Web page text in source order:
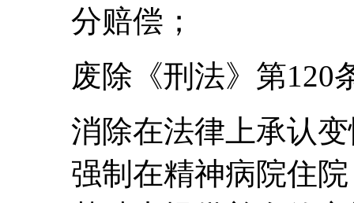
分赔偿；
废除《刑法》第120
消除在法律上承认
强制在精神病院住